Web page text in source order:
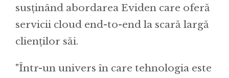
susținând abordarea Eviden care oferă
servicii cloud end-to-end la scară largă
clienților săi.
"Într-un univers în care tehnologia este